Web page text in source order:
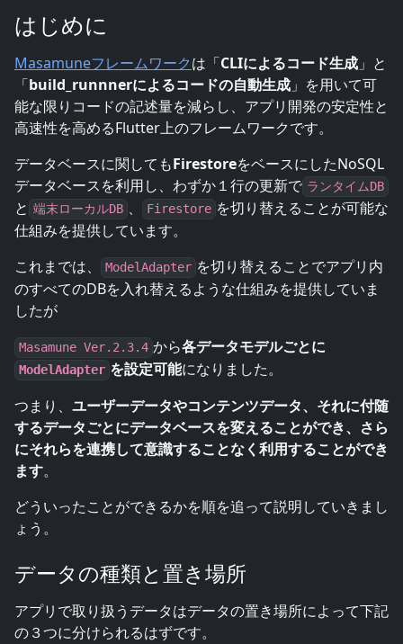
はじめに
Masamuneフレームワークは「CLIによるコード生成 」と
「build_runnnerによるコードの自動生成 」を用いて可
能な限りコードの記述量を減らし、アプリ開発の安定性と
高速性を高めるFlutter上のフレームワークです。
データベースに関してもFirestoreをベースにしたNoSQL
データベースを利用し、わずか１行の更新で ランタイムDB
と 端末ローカルDB 、 Firestore を切り替えることが可能な
仕組みを提供しています。
これまでは、
ModelAdapter を切り替えることでアプリ内
のすべてのDBを入れ替えるような仕組みを提供していま
したが
Masamune Ver.2.3.4 から各データモデルごとに
ModelAdapter を設定可能になりました。
つまり、 ユーザーデータやコンテンツデータ、それに付随
するデータごとにデータベースを変えることができ、さら
にそれらを連携して意識することなく利用することができ
ます。
どういったことができるかを順を追って説明していきまし
ょう。
データの種類と置き場所
アプリで取り扱うデータはデータの置き場所によって下記
の３つに分けられるはずです。